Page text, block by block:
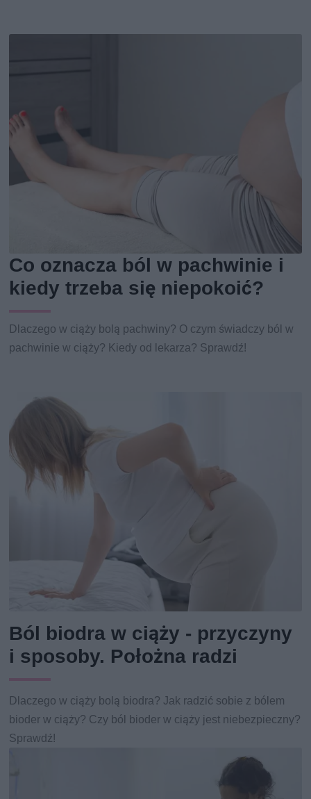
Co oznacza ból w pachwinie i
kiedy trzeba się niepokoić?
Dlaczego w ciąży bolą pachwiny? O czym świadczy ból w
pachwinie w ciąży? Kiedy od lekarza? Sprawdź!
Ból biodra w ciąży - przyczyny
i sposoby. Położna radzi
Dlaczego w ciąży bolą biodra? Jak radzić sobie z bólem
bioder w ciąży? Czy ból bioder w ciąży jest niebezpieczny?
Sprawdź!